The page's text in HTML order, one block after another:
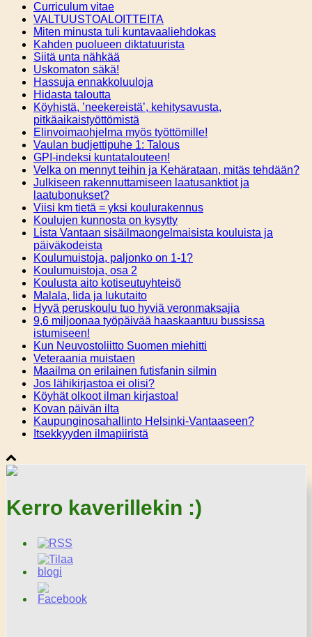
Curriculum vitae
VALTUUSTOALOITTEITA
Miten minusta tuli kuntavaaliehdokas
Kahden puolueen diktatuurista
Siitä unta nähkää
Uskomaton säkä!
Hassuja ennakkoluuloja
Hidasta taloutta
Köyhistä, ’neekereistä’, kehitysavusta,
pitkäaikaistyöttömistä
Elinvoimaohjelma myös työttömille!
Vaulan budjettipuhe 1: Talous
GPI-indeksi kuntatalouteen!
Velka on mennyt teihin ja Kehärataan, mitäs tehdään?
Julkiseen rakennuttamiseen laatusanktiot ja
laatubonukset?
Viisi km tietä = yksi koulurakennus
Koulujen kunnosta on kysytty
Lista Vantaan sisäilmaongelmaisista kouluista ja
päiväkodeista
Koulumuistoja, paljonko on 1-1?
Koulumuistoja, osa 2
Koulusta aito kotiseutuyhteisö
Malala, Iida ja lukutaito
Hyvä peruskoulu tuo hyviä veronmaksajia
9,6 miljoonaa työpäivää haaskaantuu bussissa
istumiseen!
Kun Neuvostoliitto Suomen miehitti
Veteraania muistaen
Maailma on erilainen futisfanin silmin
Jos lähikirjastoa ei olisi?
Köyhät olkoot ilman kirjastoa!
Kovan päivän ilta
Kaupunginosahallinto Helsinki-Vantaaseen?
Itsekkyyden ilmapiiristä
Kerro kaverillekin :)